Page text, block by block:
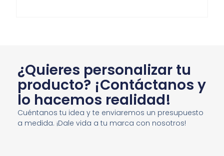
¿Quieres personalizar tu
producto? ¡Contáctanos y
lo hacemos realidad!
Cuéntanos tu idea y te enviaremos un presupuesto
a medida. ¡Dale vida a tu marca con nosotros!